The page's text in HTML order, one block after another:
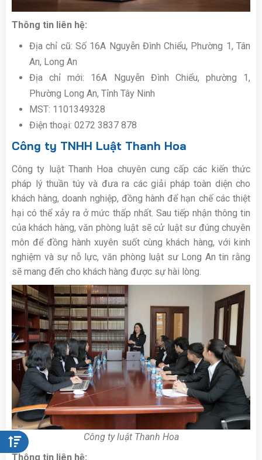
Thông tin liên hệ:
Địa chỉ cũ: Số 16A Nguyễn Đình Chiểu, Phường 1, Tân
An, Long An
Địa chỉ mới: 16A Nguyễn Đình Chiểu, phường 1,
Phường Long An, Tỉnh Tây Ninh
MST: 1101349328
Điện thoại: 0272 3837 878
Công ty TNHH Luật Thanh Hoa
Công ty luật Thanh Hoa chuyên cung cấp các kiến thức
pháp lý thuần túy và đưa ra các giải pháp toàn diện cho
khách hàng, doanh nghiệp, đồng hành để hạn chế các thiệt
hại có thể xảy ra ở mức thấp nhất. Sau tiếp nhận thông tin
của khách hàng, văn phòng luật sẽ cử luật sư đúng chuyên
môn để đồng hành xuyên suốt cùng khách hàng, với kinh
nghiệm và sự nỗ lực, văn phòng luật sư Long An tin rằng
sẽ mang đến cho khách hàng được sự hài lòng.
Công ty luật Thanh Hoa
Thông tin liên hệ: